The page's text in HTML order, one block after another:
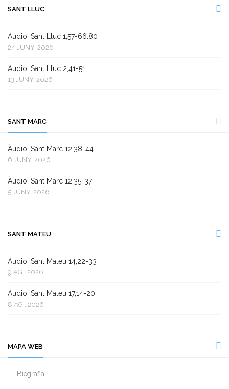
SANT LLUC
Àudio: Sant Lluc 1,57-66.80
24 JUNY, 2026
Àudio: Sant Lluc 2,41-51
13 JUNY, 2026
SANT MARC
Àudio: Sant Marc 12,38-44
6 JUNY, 2026
Àudio: Sant Marc 12,35-37
5 JUNY, 2026
SANT MATEU
Àudio: Sant Mateu 14,22-33
9 AG., 2026
Àudio: Sant Mateu 17,14-20
8 AG., 2026
MAPA WEB
Biografia